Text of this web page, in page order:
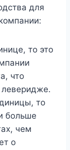
для
то это
что
леверидже.
то
больше
чем
о